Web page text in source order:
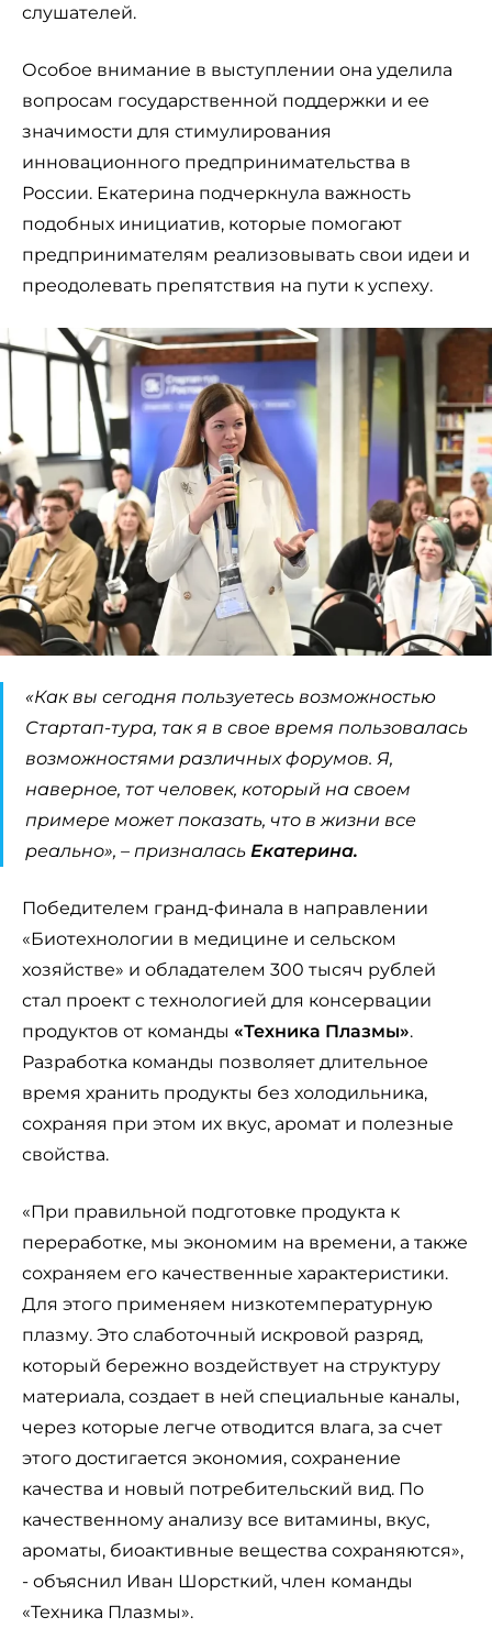
слушателей.
Особое внимание в выступлении она уделила
вопросам государственной поддержки и ее
значимости для стимулирования
инновационного предпринимательства в
России. Екатерина подчеркнула важность
подобных инициатив, которые помогают
предпринимателям реализовывать свои идеи и
преодолевать препятствия на пути к успеху.
«Как вы сегодня пользуетесь возможностью
Стартап-тура, так я в свое время пользовалась
возможностями различных форумов. Я,
наверное, тот человек, который на своем
примере может показать, что в жизни все
реально», – призналась Екатерина.
Победителем гранд-финала в направлении
«Биотехнологии в медицине и сельском
хозяйстве» и обладателем 300 тысяч рублей
стал проект с технологией для консервации
продуктов от команды «Техника Плазмы».
Разработка команды позволяет длительное
время хранить продукты без холодильника,
сохраняя при этом их вкус, аромат и полезные
свойства.
«При правильной подготовке продукта к
переработке, мы экономим на времени, а также
сохраняем его качественные характеристики.
Для этого применяем низкотемпературную
плазму. Это слаботочный искровой разряд,
который бережно воздействует на структуру
материала, создает в ней специальные каналы,
через которые легче отводится влага, за счет
этого достигается экономия, сохранение
качества и новый потребительский вид. По
качественному анализу все витамины, вкус,
ароматы, биоактивные вещества сохраняются»,
- объяснил Иван Шорсткий, член команды
«Техника Плазмы».